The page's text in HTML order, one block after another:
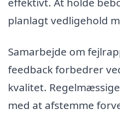
planlagt vedligehold
Samarbejde om
feedback forbedrer
kvalitet.
med at afstemme